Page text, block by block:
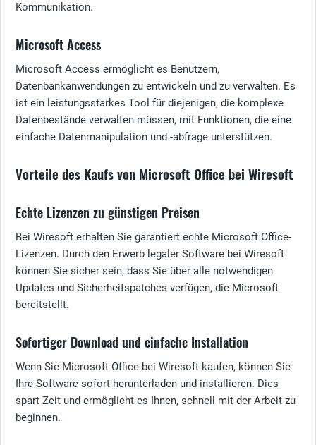
Kommunikation.
Microsoft Access
Microsoft Access ermöglicht es Benutzern,
Datenbankanwendungen zu entwickeln und zu verwalten. Es
ist ein leistungsstarkes Tool für diejenigen, die komplexe
Datenbestände verwalten müssen, mit Funktionen, die eine
einfache Datenmanipulation und -abfrage unterstützen.
Vorteile des Kaufs von Microsoft Office bei Wiresoft
Echte Lizenzen zu günstigen Preisen
Bei Wiresoft erhalten Sie garantiert echte Microsoft Office-
Lizenzen. Durch den Erwerb legaler Software bei Wiresoft
können Sie sicher sein, dass Sie über alle notwendigen
Updates und Sicherheitspatches verfügen, die Microsoft
bereitstellt.
Sofortiger Download und einfache Installation
Wenn Sie Microsoft Office bei Wiresoft kaufen, können Sie
Ihre Software sofort herunterladen und installieren. Dies
spart Zeit und ermöglicht es Ihnen, schnell mit der Arbeit zu
beginnen.